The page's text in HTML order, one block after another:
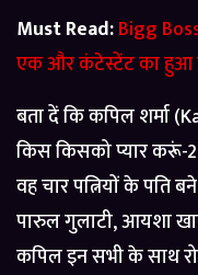
Must Read:Bigg
एक और कंटेस्टेंट का हुआ
बता दें कि कपिल शर्मा
किस किसको प्यार करूं-
वह चार पत्नियों के पति
पारुल गुलाटी, आयशा
कपिल इन सभी के साथ